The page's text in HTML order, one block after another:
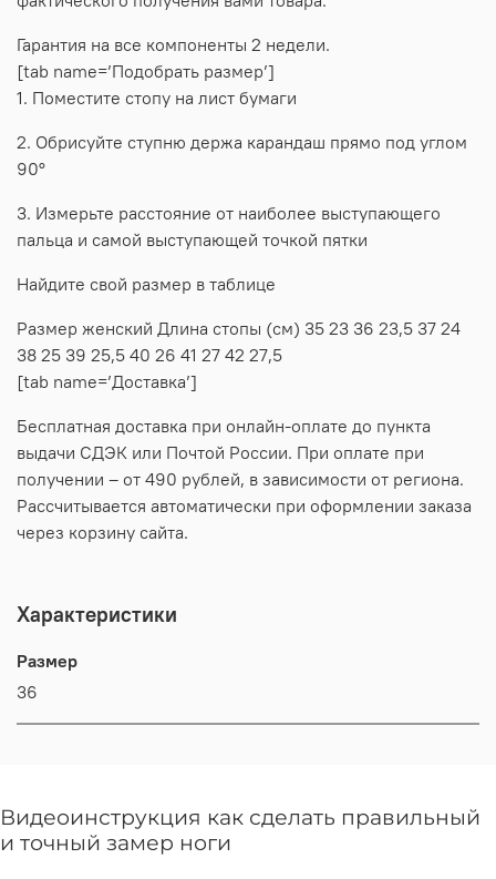
Гарантия на все компоненты 2 недели.
[tab name=’Подобрать размер’]
1. Поместите стопу на лист бумаги
2. Обрисуйте ступню держа карандаш прямо под углом
90°
3. Измерьте расстояние от наиболее выступающего
пальца и самой выступающей точкой пятки
Найдите свой размер в таблице
Размер женский Длина стопы (см) 35 23 36 23,5 37 24
38 25 39 25,5 40 26 41 27 42 27,5
[tab name=’Доставка’]
Бесплатная доставка при онлайн-оплате до пункта
выдачи СДЭК или Почтой России. При оплате при
получении – от 490 рублей, в зависимости от региона.
Рассчитывается автоматически при оформлении заказа
через корзину сайта.
Характеристики
Размер
36
Видеоинструкция как сделать правильный
и точный замер ноги